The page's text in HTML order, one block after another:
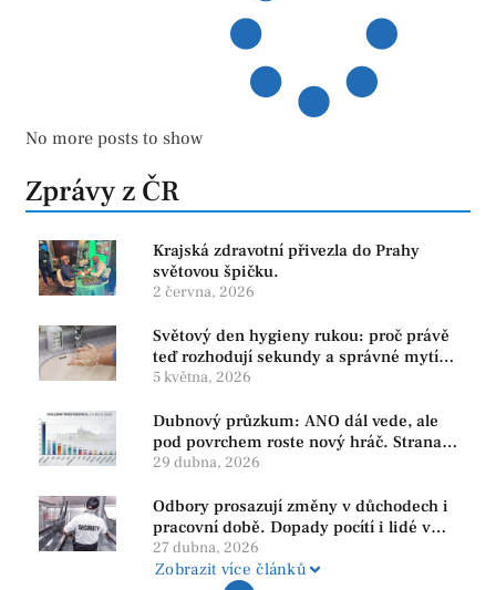
No more posts to show
Zprávy z ČR
Krajská zdravotní přivezla do Prahy
světovou špičku.
2 června, 2026
Světový den hygieny rukou: proč právě
teď rozhodují sekundy a správné mytí
rukou
5 května, 2026
Dubnový průzkum: ANO dál vede, ale
pod povrchem roste nový hráč. Strana
PRO se drží nejvýš mezi menšími
29 dubna, 2026
Odbory prosazují změny v důchodech i
pracovní době. Dopady pocítí i lidé v
našem regionu
27 dubna, 2026
Zobrazit více článků